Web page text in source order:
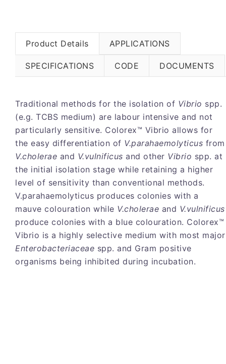
Product Details APPLICATIONS
SPECIFICATIONS CODE DOCUMENTS
Traditional methods for the isolation of Vibrio spp.
(e.g. TCBS medium) are labour intensive and not
particularly sensitive. Colorex™ Vibrio allows for
the easy differentiation of V.parahaemolyticus from
V.cholerae and V.vulnificus and other Vibrio spp. at
the initial isolation stage while retaining a higher
level of sensitivity than conventional methods.
V.parahaemolyticus produces colonies with a
mauve colouration while V.cholerae and V.vulnificus
produce colonies with a blue colouration. Colorex™
Vibrio is a highly selective medium with most major
Enterobacteriaceae spp. and Gram positive
organisms being inhibited during incubation.